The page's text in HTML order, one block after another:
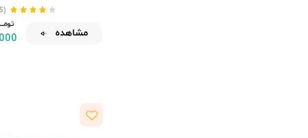
(165)
مشاهده